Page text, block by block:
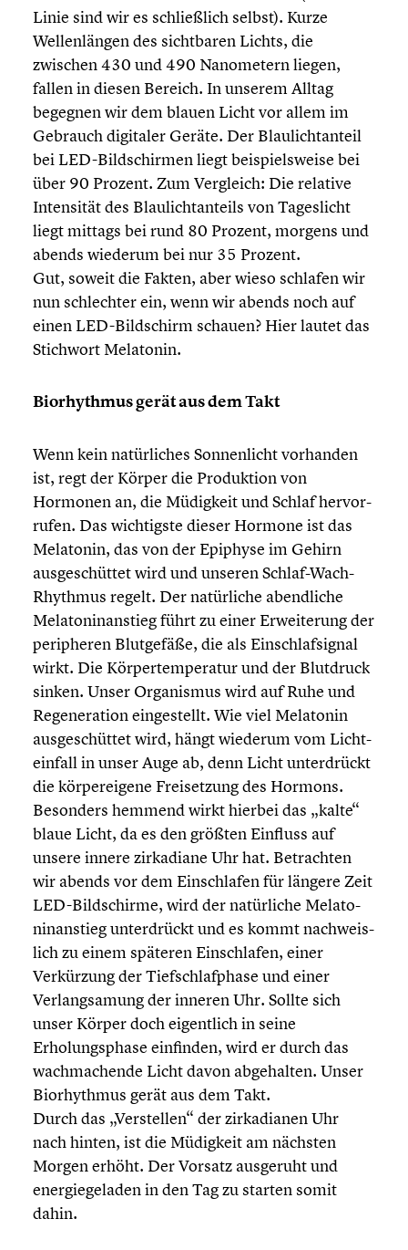
Linie sind wir es schließ­lich selbst). Kurze
Wellen­län­gen des sicht­ba­ren Lichts, die
zwischen 430 und 490 Nanome­tern liegen,
fallen in diesen Bereich. In unserem Alltag
begegnen wir dem blauen Licht vor allem im
Gebrauch digitaler Geräte. Der Blaulicht­an­teil
bei LED-Bildschirmen liegt beispiels­weise bei
über 90 Prozent. Zum Vergleich: Die relative
Inten­si­tät des Blaulicht­an­teils von Tages­licht
liegt mittags bei rund 80 Prozent, morgens und
abends wiederum bei nur 35 Prozent.
Gut, soweit die Fakten, aber wieso schlafen wir
nun schlech­ter ein, wenn wir abends noch auf
einen LED-Bildschirm schauen? Hier lautet das
Stichwort Melatonin.
Biorhyth­mus gerät aus dem Takt
Wenn kein natür­li­ches Sonnen­licht vorhanden
ist, regt der Körper die Produk­tion von
Hormonen an, die Müdigkeit und Schlaf hervor­
ru­fen. Das wichtigste dieser Hormone ist das
Melatonin, das von der Epiphyse im Gehirn
ausge­schüt­tet wird und unseren Schlaf-Wach-
Rhythmus regelt. Der natür­li­che abend­li­che
Melato­nin­an­stieg führt zu einer Erwei­te­rung der
periphe­ren Blutge­fäße, die als Einschlaf­si­gnal
wirkt. Die Körper­tem­pe­ra­tur und der Blutdruck
sinken. Unser Organis­mus wird auf Ruhe und
Regene­ra­tion einge­stellt. Wie viel Melatonin
ausge­schüt­tet wird, hängt wiederum vom Licht­
ein­fall in unser Auge ab, denn Licht unter­drückt
die körper­ei­gene Freiset­zung des Hormons.
Besonders hemmend wirkt hierbei das „kalte“
blaue Licht, da es den größten Einfluss auf
unsere innere zirka­diane Uhr hat. Betrach­ten
wir abends vor dem Einschla­fen für längere Zeit
LED-Bildschirme, wird der natür­li­che Melato­
nin­an­stieg unter­drückt und es kommt nachweis­
lich zu einem späteren Einschla­fen, einer
Verkür­zung der Tiefschlaf­phase und einer
Verlang­sa­mung der inneren Uhr. Sollte sich
unser Körper doch eigent­lich in seine
Erholungs­phase einfinden, wird er durch das
wachma­chende Licht davon abgehal­ten. Unser
Biorhyth­mus gerät aus dem Takt.
Durch das „Verstel­len“ der zirka­dia­nen Uhr
nach hinten, ist die Müdigkeit am nächsten
Morgen erhöht. Der Vorsatz ausgeruht und
energie­ge­la­den in den Tag zu starten somit
dahin.